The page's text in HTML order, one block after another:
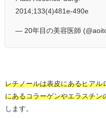
2014;133(4)481e-490e
— 20年目の美容医師
レチノールは表皮にあるヒアル
にあるコラーゲンやエラスチン
します。